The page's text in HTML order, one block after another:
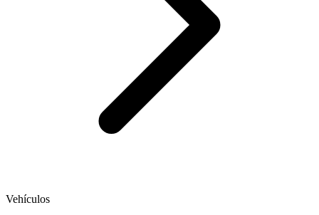
Vehículos